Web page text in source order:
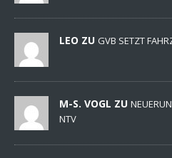
LEO ZU GVB SETZT
M-S. VOGL ZU
NTV